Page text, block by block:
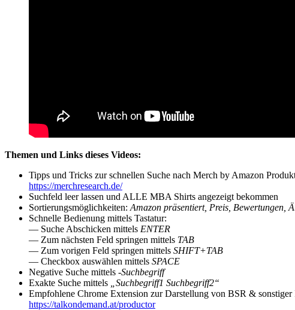
Themen und Links dieses Videos:
Tipps und Tricks zur schnellen Suche nach Merch by Amazon
https://merchresearch.de/
Suchfeld leer lassen und ALLE MBA Shirts angezeigt bekommen
Sortierungsmöglichkeiten: Amazon präsentiert, Preis, Bewertungen,
Schnelle Bedienung mittels Tastatur:
— Suche Abschicken mittels ENTER
— Zum nächsten Feld springen mittels TAB
— Zum vorigen Feld springen mittels SHIFT+TAB
— Checkbox auswählen mittels SPACE
Negative Suche mittels -Suchbegriff
Exakte Suche mittels
„Suchbegriff1 Suchbegriff2“
Empfohlene Chrome Extension zur Darstellung von BSR & sonstiger
https://talkondemand.at/productor